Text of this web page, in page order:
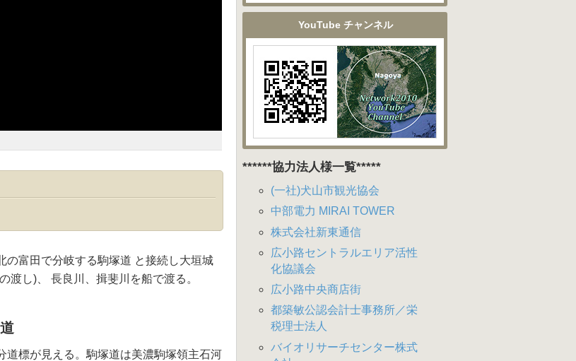
の富田で分岐する駒塚道 と接続し大垣城
渡し)、 長良川、揖斐川を船で渡る。
道標が見える。駒塚道は美濃駒塚領主石河
YouTube チャンネル
******協力法人様一覧*****
(一社)犬山市観光協会
中部電力 MIRAI TOWER
株式会社新東通信
広小路セントラルエリア活性
化協議会
広小路中央商店街
都築敏公認会計士事務所／栄
税理士法人
バイオリサーチセンター株式